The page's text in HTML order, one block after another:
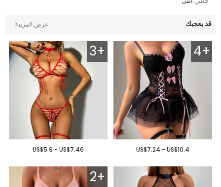
قد يعجبك عرض المزيد
4+
US$7.24 - US$10.4
3+
US$5.9 - US$7.46
2+